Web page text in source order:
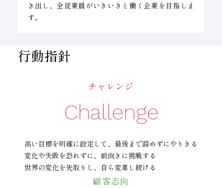
き出し、全従業員がいきいきと働く企業を目指しま
す。
行動指針
チャレンジ
Challenge
高い目標を明確に設定して、最後まで諦めずにやりきる
変化や失敗を恐れずに、前向きに挑戦する
世界の変化を先取りし、自ら変革し続ける
顧客志向